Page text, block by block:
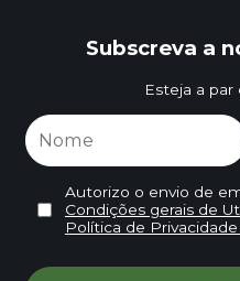
Subscreva a
Esteja a par
Autorizo o envio de
Condições gerais de
Política de